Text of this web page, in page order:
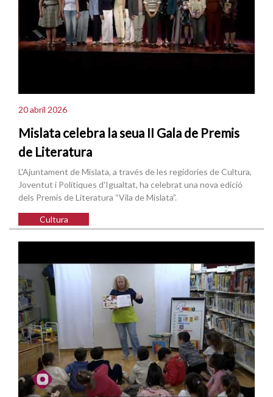
20 abril 2026
Mislata celebra la seua II Gala de Premis
de Literatura
L'Ajuntament de Mislata, a través de les regidories de Cultura,
Joventut i Polítiques d'Igualtat, ha celebrat una nova edició
dels Premis de Literatura “Vila de Mislata”.
Cultura